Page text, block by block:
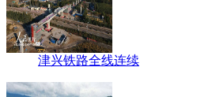
津兴铁路全线连续